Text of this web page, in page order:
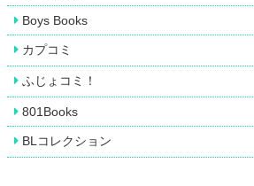
Boys Books
カプコミ
ふじょコミ！
801Books
BLコレクション